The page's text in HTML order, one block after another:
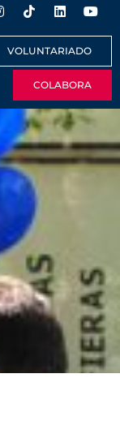
VOLUNTARIADO
COLABORA